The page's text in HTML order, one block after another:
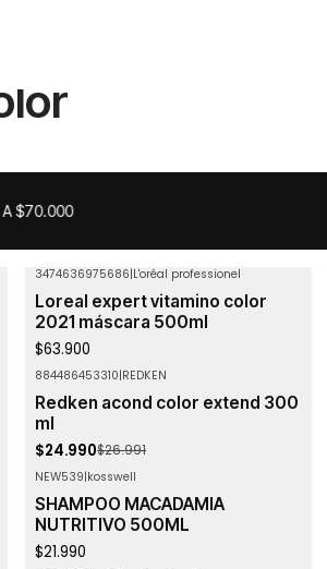
A $70.000
3474636975686|L'oréal professionel
Loreal expert vitamino color
2021 máscara 500ml
$63.900
884486453310|REDKEN
Redken acond color extend 300
ml
$24.990$26.991
NEW539|kosswell
SHAMPOO MACADAMIA
NUTRITIVO 500ML
$21.990